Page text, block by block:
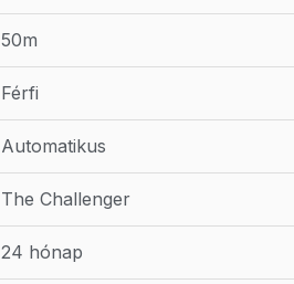
50m
Férfi
Automatikus
The Challenger
24 hónap